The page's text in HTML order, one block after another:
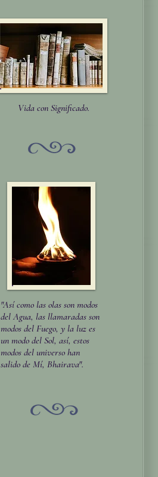
Vida con Significado.
"Así como las olas son modos
del Agua, las llamaradas son
modos del Fuego, y la luz es
un modo del Sol, así, estos
modos del universo han
salido de Mí, Bhairava".